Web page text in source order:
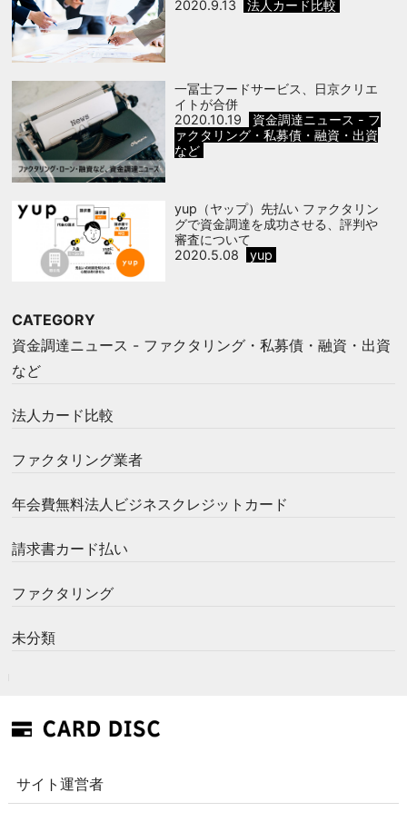
2020.9.13
法人カード比較
一冨士フードサービス、日京クリエ
イトが合併
2020.10.19
資金調達ニュース - フ
ァクタリング・私募債・融資・出資
など
yup（ヤップ）先払い ファクタリン
グで資金調達を成功させる、評判や
審査について
2020.5.08
yup
CATEGORY
資金調達ニュース - ファクタリング・私募債・融資・出資
など
法人カード比較
ファクタリング業者
年会費無料法人ビジネスクレジットカード
請求書カード払い
ファクタリング
未分類
サイト運営者